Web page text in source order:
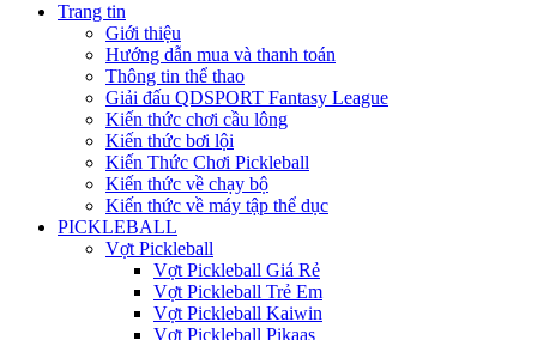
Trang tin
Giới thiệu
Hướng dẫn mua và thanh toán
Thông tin thể thao
Giải đấu QDSPORT Fantasy League
Kiến thức chơi cầu lông
Kiến thức bơi lội
Kiến Thức Chơi Pickleball
Kiến thức về chạy bộ
Kiến thức về máy tập thể dục
PICKLEBALL
Vợt Pickleball
Vợt Pickleball Giá Rẻ
Vợt Pickleball Trẻ Em
Vợt Pickleball Kaiwin
Vợt Pickleball Pikaas